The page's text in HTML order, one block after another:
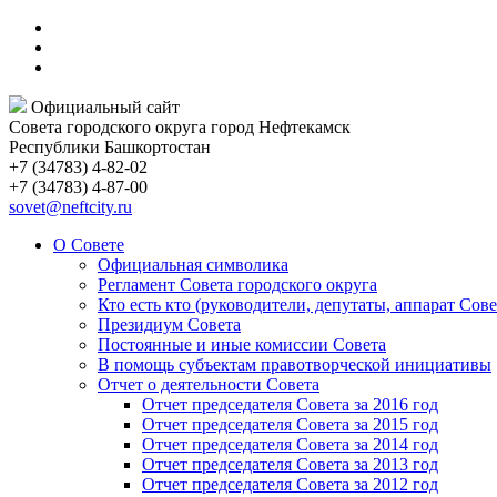
Официальный сайт
Совета городского округа город Нефтекамск
Республики Башкортостан
+7 (34783) 4-82-02
+7 (34783) 4-87-00
sovet@neftcity.ru
О Совете
Официальная символика
Регламент Совета городского округа
Кто есть кто (руководители, депутаты, аппарат
Президиум Совета
Постоянные и иные комиссии Совета
В помощь субъектам правотворческой инициативы
Отчет о деятельности Совета
Отчет председателя Совета за 2016 год
Отчет председателя Совета за 2015 год
Отчет председателя Совета за 2014 год
Отчет председателя Совета за 2013 год
Отчет председателя Совета за 2012 год